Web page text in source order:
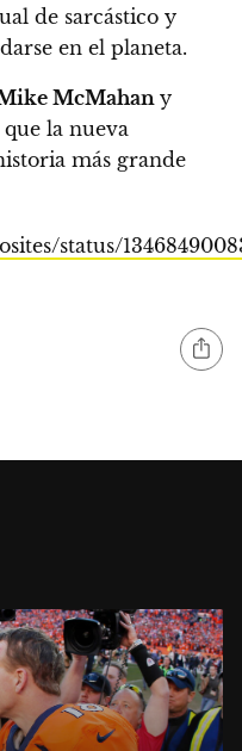
de sarcástico y
en el planeta.
McMahan y
la nueva
más grande
status/